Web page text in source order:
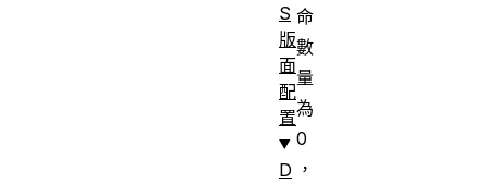
命
數
量
為
0
，
S
版
面
配
置
D